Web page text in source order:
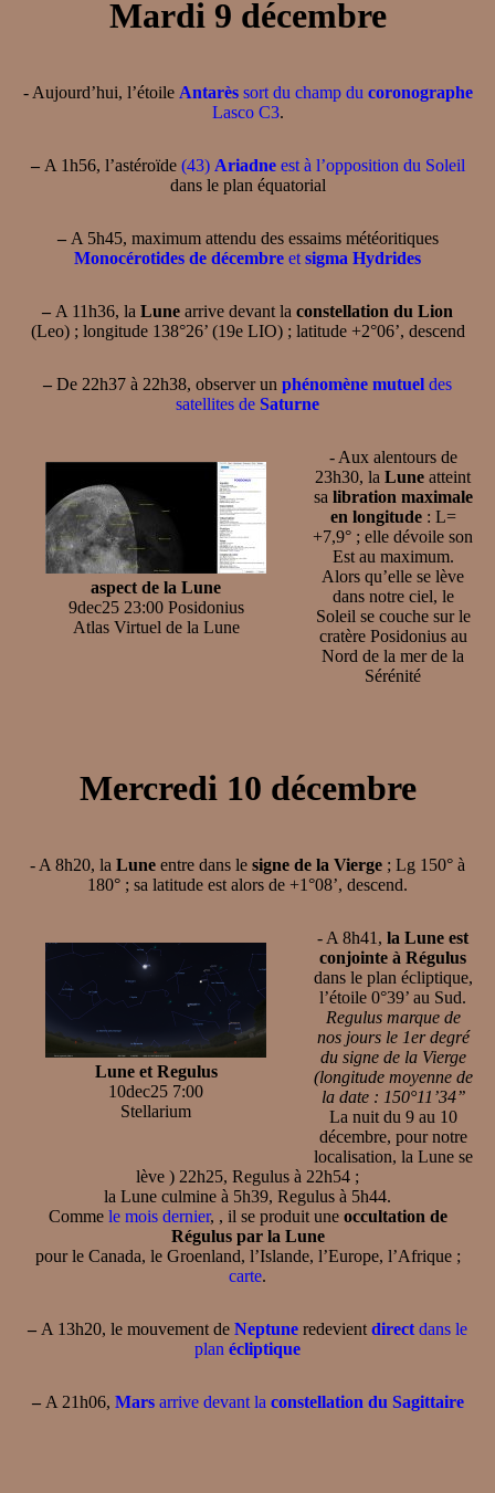
Mardi 9 décembre
- Aujourd’hui, l’étoile Antarèssort du champ du coronographe
Lasco C3.
–A 1h56, l’astéroïde (43) Ariadneest à l’opposition du Soleil
dans le plan équatorial
–A 5h45, maximum attendu des essaims météoritiques
Monocérotides de décembre et sigma Hydrides
– A 11h36, la Lune arrive devant la constellation du Lion
(Leo) ; longitude 138°26’ (19e LIO) ; latitude +2°06’, descend
– De 22h37 à 22h38, observer un phénomène mutuel des
satellites de Saturne
aspect de la Lune
9dec25 23:00 Posidonius
Atlas Virtuel de la Lune
- Aux alentours de
23h30, la Lune atteint
sa libration maximale
en longitude: L=
+7,9° ; elle dévoile son
Est au maximum.
Alors qu’elle se lève
dans notre ciel, le
Soleil se couche sur le
cratère Posidonius au
Nord de la mer de la
Sérénité
Mercredi 10 décembre
- A 8h20, la Lune entre dans le signe de la Vierge ; Lg 150° à
180° ; sa latitude est alors de +1°08’, descend.
Lune et Regulus
10dec25 7:00
Stellarium
- A 8h41, la Lune est
conjointe à Régulus
dans le plan écliptique,
l’étoile 0°39’ au Sud.
Regulus marque de
nos jours le 1er degré
du signe de la Vierge
(longitude moyenne de
la date : 150°11’34’’
La nuit du 9 au 10
décembre, pour notre
localisation, la Lune se
lève ) 22h25, Regulus à 22h54 ;
la Lune culmine à 5h39, Regulus à 5h44.
Comme le mois dernier, , il se produit une occultation de
Régulus par la Lune
pour le Canada, le Groenland, l’Islande, l’Europe, l’Afrique ;
carte.
– A 13h20, le mouvement de Neptune redevient direct dans le
plan écliptique
–A 21h06, Marsarrive devant la constellation du Sagittaire